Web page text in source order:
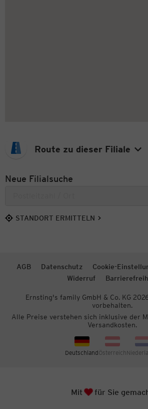
Route zu dieser Filiale
Neue Filialsuche
STANDORT ERMITTELN
AGB Datenschutz Cookie-
Widerruf
Ernsting's family GmbH & Co. KG
vorbehalten.
Alle Preise verstehen sich inklusive der
Versandkosten.
DeutschlandÖsterreich
MitHerz
für Sie